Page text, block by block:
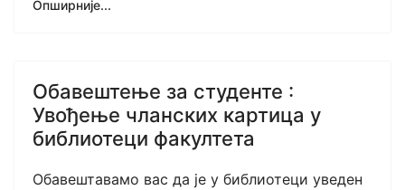
Опширније...
Обавештење за студенте :
Увођење чланских картица у
библиотеци факултета
Обавештавамо вас да је у библиотеци уведен